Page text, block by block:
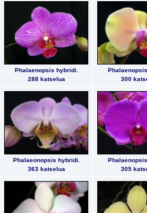
Phalaenopsis hybridi.
288 katselua
300
Phalaeonopsis hybridi.
363 katselua
305